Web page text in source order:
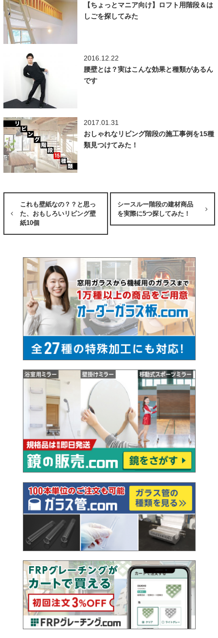
【ちょっとマニア向け】ロフト用階段＆は
しごを探してみた
2016.12.22
腰壁とは？実はこんな効果と種類があるん
です
2017.01.31
おしゃれなリビング階段の施工事例を15種
類見つけてみた！
これも壁紙なの？？と思っ
た、おもしろいリビング壁
紙10個
シースルー階段の建材商品
を実際に5つ探してみた！